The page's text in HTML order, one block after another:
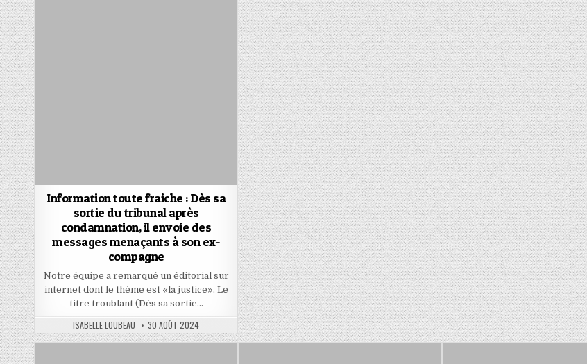
Information toute fraiche : Dès sa
sortie du tribunal après
condamnation, il envoie des
messages menaçants à son ex-
compagne
Notre équipe a remarqué un éditorial sur
internet dont le thème est «la justice». Le
titre troublant (Dès sa sortie…
AUTHOR:
ISABELLE LOUBEAU PUBLISHED
DATE:
30 AOÛT 2024